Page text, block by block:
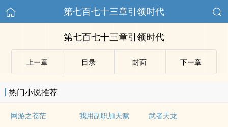
第七百七十三章引领时代
第七百七十三章引领时代
上ー章 目录 封面 下ー章
热门小说推荐
网游之苍茫 我用副职加天赋
武者天龙